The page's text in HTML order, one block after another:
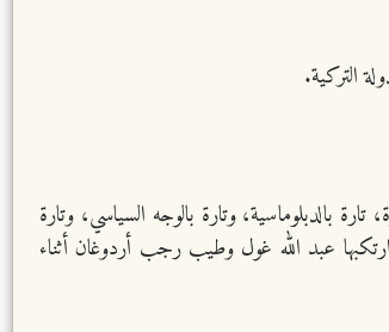
بالدبلوماسية، وتارة بالوجه السياسي، وتارة
عبد الله غول وطيب رجب أردوغان أثناء